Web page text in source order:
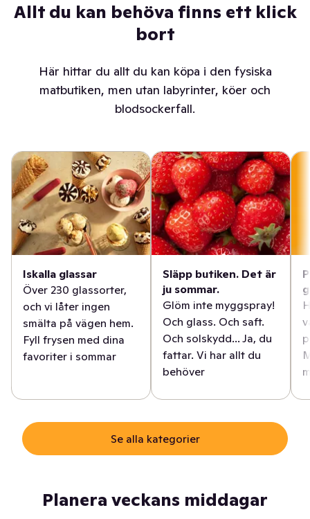
Allt du kan behöva finns ett klick
bort
Här hittar du allt du kan köpa i den fysiska
matbutiken, men utan labyrinter, köer och
blodsockerfall.
Iskalla glassar
Över 230 glassorter,
och vi låter ingen
smälta på vägen hem.
Fyll frysen med dina
favoriter i sommar
Släpp butiken. Det är
ju sommar.
Glöm inte myggspray!
Och glass. Och saft.
Och solskydd... Ja, du
fattar. Vi har allt du
behöver
Se alla kategorier
Planera veckans middagar